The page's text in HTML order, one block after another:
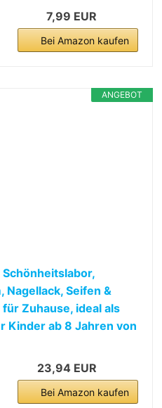
7,99 EUR
Bei Amazon kaufen
ANGEBOT
Schönheitslabor,
Seifen &
Zuhause, ideal als
Kinder ab 8 Jahren von
23,94 EUR
Bei Amazon kaufen